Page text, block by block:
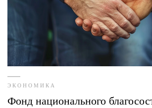
ЭКОНОМИКА
Фонд национального